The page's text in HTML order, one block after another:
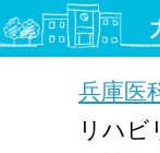
兵庫医
リハビ